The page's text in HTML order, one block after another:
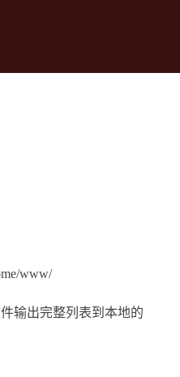
www/
输出完整列表到本地的